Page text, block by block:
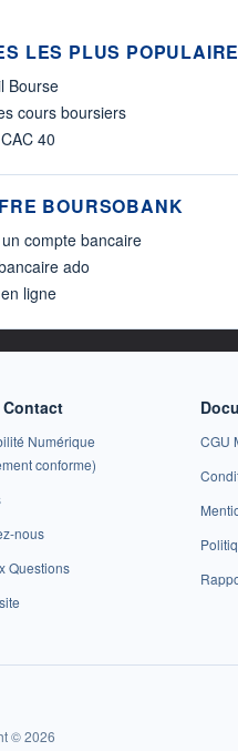
LES PLUS
Bourse
cours boursiers
40
BOURSOBANK
compte bancaire
ado
ligne
Numérique
conforme)
nous
Questions
CGU
© 2026